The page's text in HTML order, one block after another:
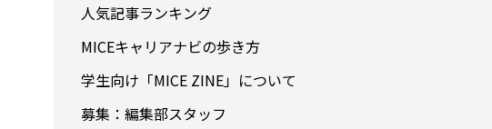
人気記事ランキング
MICEキャリアナビの歩き方
学生向け「MICE ZINE」について
募集：編集部スタッフ